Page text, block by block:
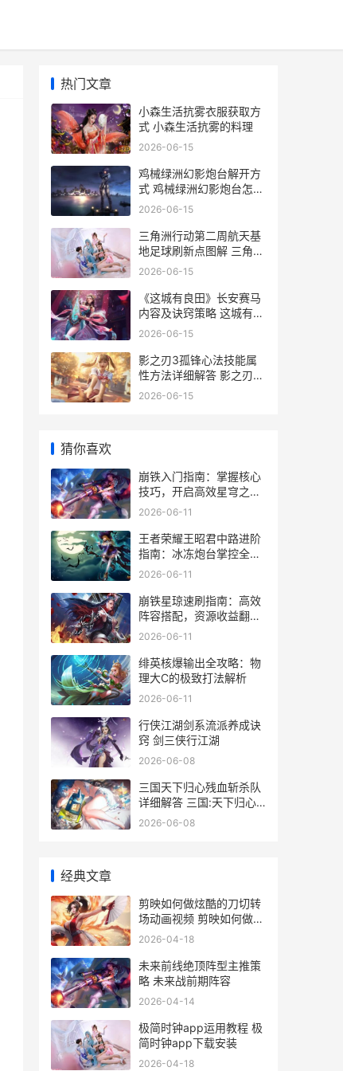
热门文章
小森生活抗雾衣服获取方
式 小森生活抗雾的料理
2026-06-15
鸡械绿洲幻影炮台解开方
式 鸡械绿洲幻影炮台怎么
解锁
2026-06-15
三角洲行动第二周航天基
地足球刷新点图解 三角洲
行动第二关怎么过
2026-06-15
《这城有良田》长安赛马
内容及诀窍策略 这城有良
田阵容搭配推荐
2026-06-15
影之刃3孤锋心法技能属
性方法详细解答 影之刃3
左锋心法
2026-06-15
猜你喜欢
崩铁入门指南：掌握核心
技巧，开启高效星穹之
旅！
2026-06-11
王者荣耀王昭君中路进阶
指南：冰冻炮台掌控全
场！
2026-06-11
崩铁星琼速刷指南：高效
阵容搭配，资源收益翻
倍！
2026-06-11
绯英核爆输出全攻略：物
理大C的极致打法解析
2026-06-11
行侠江湖剑系流派养成诀
窍 剑三侠行江湖
2026-06-08
三国天下归心残血斩杀队
详细解答 三国:天下归心
mod
2026-06-08
经典文章
剪映如何做炫酷的刀切转
场动画视频 剪映如何做炫
酷动画
2026-04-18
未来前线绝顶阵型主推策
略 未来战前期阵容
2026-04-14
极简时钟app运用教程 极
简时钟app下载安装
2026-04-18